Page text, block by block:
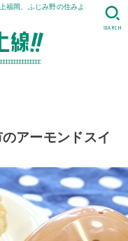
福岡、ふじみ野の住みよ
SEARCH
アーモンドスイ